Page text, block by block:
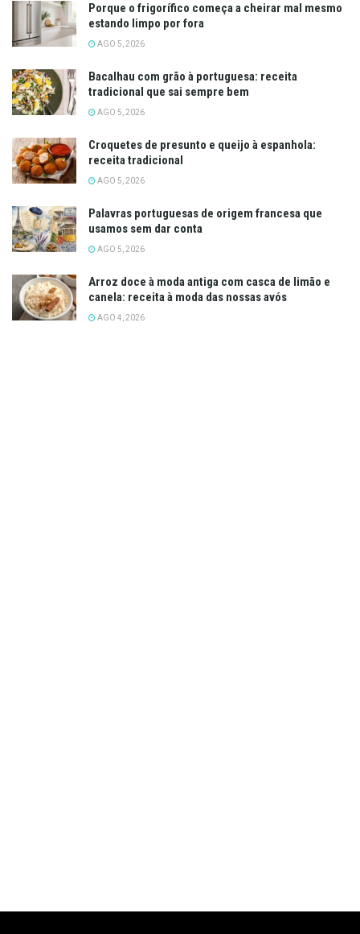
Porque o frigorífico começa a cheirar mal mesmo
estando limpo por fora
AGO 5, 2026
Bacalhau com grão à portuguesa: receita
tradicional que sai sempre bem
AGO 5, 2026
Croquetes de presunto e queijo à espanhola:
receita tradicional
AGO 5, 2026
Palavras portuguesas de origem francesa que
usamos sem dar conta
AGO 5, 2026
Arroz doce à moda antiga com casca de limão e
canela: receita à moda das nossas avós
AGO 4, 2026